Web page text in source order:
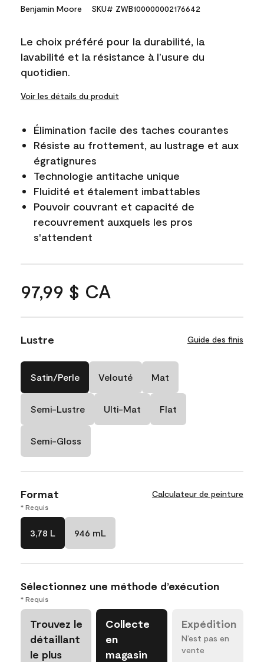
Benjamin Moore SKU# ZWB100000002176642
Le choix préféré pour la durabilité, la
lavabilité et la résistance à l’usure du
quotidien.
Voir les détails du produit
Élimination facile des taches courantes
Résiste au frottement, au lustrage et aux
égratignures
Technologie antitache unique
Fluidité et étalement imbattables
Pouvoir couvrant et capacité de
recouvrement auxquels les pros
s'attendent
97,99 $ CA
Lustre Guide des finis
Satin/Perle Velouté Mat
Semi-Lustre Ulti-Mat Flat
Semi-Gloss
Format Calculateur de peinture
* Requis
3,78 L 946 mL
Sélectionnez une méthode d’exécution
* Requis
Trouvez le
détaillant
le plus
Collecte
en
magasin
Expédition
N’est pas en
vente